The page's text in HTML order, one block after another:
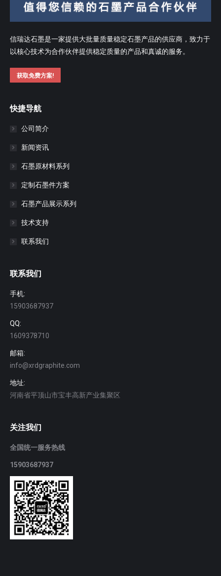
信瑞达石墨是一家提供大批量质量稳定石墨产品的供应商，致力于
以核心技术为合作伙伴提供稳定质量的产品和真诚的服务。
获取免费方案!
快捷导航
公司简介
新闻资讯
石墨原材料系列
定制石墨件方案
石墨产品展示系列
技术支持
联系我们
联系我们
手机:
15903687937
QQ:
1609378710
邮箱:
info@xrdgraphite.com
地址:
河南省平顶山市宝丰高新产业集聚区
关注我们
全国统一服务热线
15903687937